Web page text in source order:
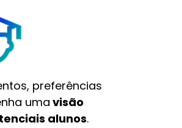
preferências
umavisão
alunos.